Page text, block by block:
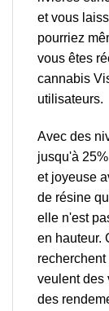
et vous
pourriez
vous êtes
cannabis
utilisateurs.
Avec des
jusqu'à
et joyeuse
de résine
elle n'est
en hauteur.
veulent des
des